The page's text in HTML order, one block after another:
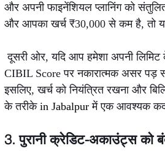
और अपनी फाइनेंशियल प्लानिंग को
और आपका खर्च ₹30,000 से कम है, तो
दूसरी ओर, यदि आप हमेशा अपनी
CIBIL Score पर नकारात्मक असर पड़
इसलिए, खर्च को नियंत्रित रखना और
के तरीके in Jabalpur में एक आवश्यक
3. पुरानी क्रेडिट-अकाउंट्स को